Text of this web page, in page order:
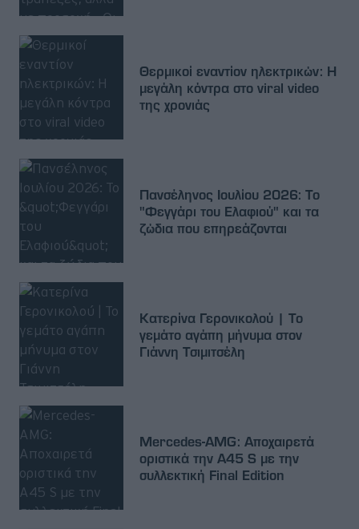
Θερμικοί εναντίον ηλεκτρικών: Η
μεγάλη κόντρα στο viral video
της χρονιάς
Πανσέληνος Ιουλίου 2026: Το
"Φεγγάρι του Ελαφιού" και τα
ζώδια που επηρεάζονται
Κατερίνα Γερονικολού | Το
γεμάτο αγάπη μήνυμα στον
Γιάννη Τσιμιτσέλη
Mercedes-AMG: Αποχαιρετά
οριστικά την A45 S με την
συλλεκτική Final Edition